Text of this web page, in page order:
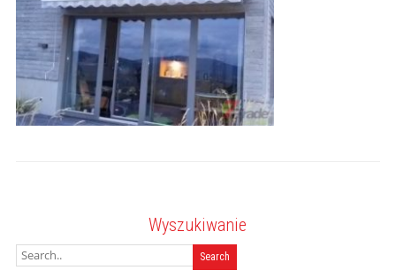
Wyszukiwanie